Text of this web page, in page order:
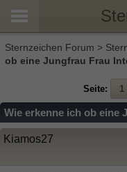
Sternzeichen Forum >
ob eine Jungfrau Frau
Seite: 1
Wie erkenne ich ob eine
Kiamos27